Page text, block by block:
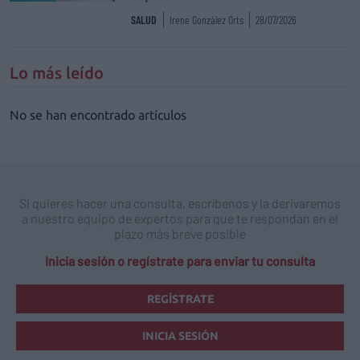
SALUD Irene González Orts 28/07/2026
Lo más leído
No se han encontrado artículos
Si quieres hacer una consulta, escríbenos y la derivaremos
a nuestro equipo de expertos para que te respondan en el
plazo más breve posible
Inicia sesión o regístrate para enviar tu consulta
REGÍSTRATE
INICIA SESIÓN